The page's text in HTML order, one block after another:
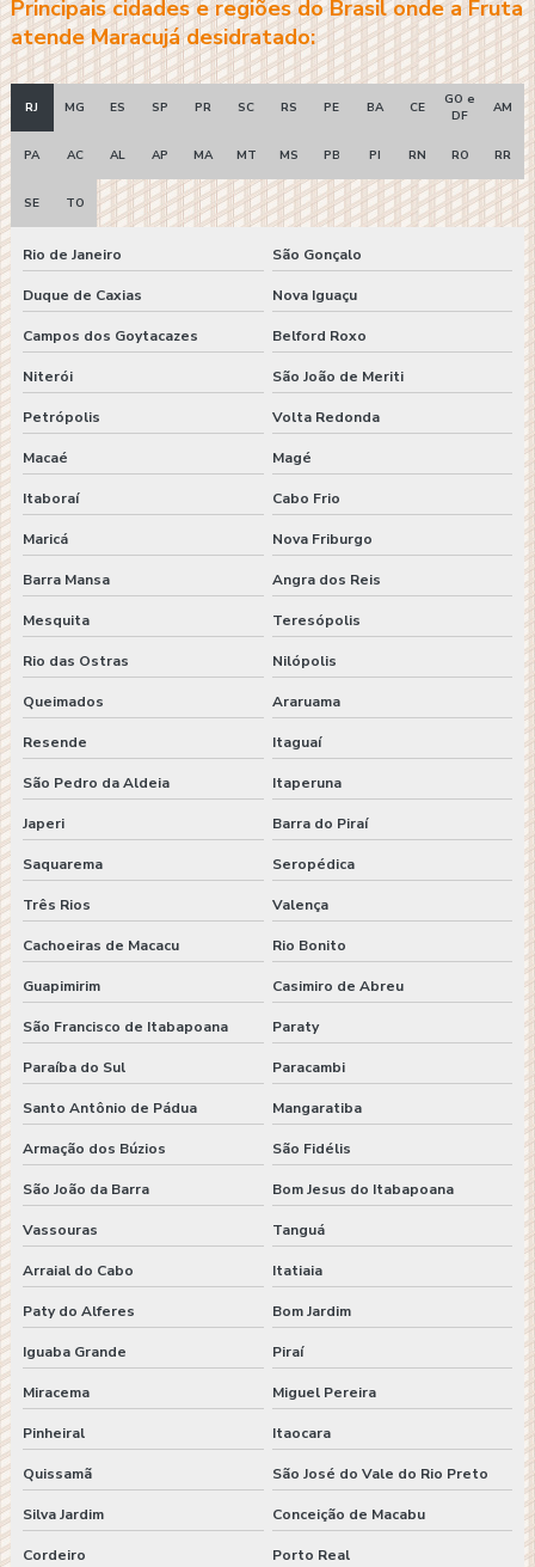
Principais cidades e regiões do Brasil onde a Fruta
atende Maracujá desidratado:
RJ MG ES SP PR SC RS PE BA CE
GO e
DF
AM
PA AC AL AP MA MT MS PB PI RN RO RR
SE TO
Rio de Janeiro São Gonçalo
Duque de Caxias Nova Iguaçu
Campos dos Goytacazes Belford Roxo
Niterói São João de Meriti
Petrópolis Volta Redonda
Macaé Magé
Itaboraí Cabo Frio
Maricá Nova Friburgo
Barra Mansa Angra dos Reis
Mesquita Teresópolis
Rio das Ostras Nilópolis
Queimados Araruama
Resende Itaguaí
São Pedro da Aldeia Itaperuna
Japeri Barra do Piraí
Saquarema Seropédica
Três Rios Valença
Cachoeiras de Macacu Rio Bonito
Guapimirim Casimiro de Abreu
São Francisco de Itabapoana Paraty
Paraíba do Sul Paracambi
Santo Antônio de Pádua Mangaratiba
Armação dos Búzios São Fidélis
São João da Barra Bom Jesus do Itabapoana
Vassouras Tanguá
Arraial do Cabo Itatiaia
Paty do Alferes Bom Jardim
Iguaba Grande Piraí
Miracema Miguel Pereira
Pinheiral Itaocara
Quissamã São José do Vale do Rio Preto
Silva Jardim Conceição de Macabu
Cordeiro Porto Real